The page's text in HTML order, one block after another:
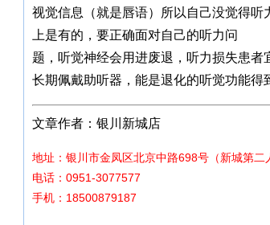
视觉信息（就是唇语）所以自己没觉得
上是有的，要正确面对自己的听力问
题，听觉神经会用进废退，听力损失患者
长期佩戴助听器，能是退化的听觉功能得
文章作者：银川新城店
地址：银川市金凤区北京中路698号（新城第二
电话：0951-3077577
手机：18500879187